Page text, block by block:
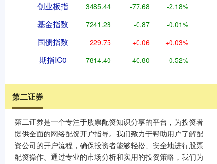
创业板指 3485.44 -77.68 -2.18%
基金指数 7241.23 -0.87 -0.01%
国债指数 229.75 +0.06 +0.03%
期指IC0 7814.40 -40.80 -0.52%
第二证券
第二证券是一个专注于股票配资知识分享的平台，为投资者
提供全面的网络配资开户指导。我们致力于帮助用户了解配
资公司的开户流程，确保投资者能够轻松、安全地进行股票
配资操作。通过专业的市场分析和实用的投资策略，我们为